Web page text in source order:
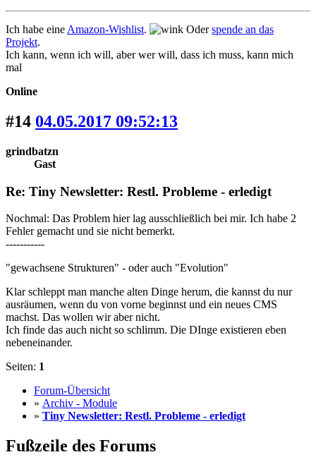
Ich habe eine Amazon-Wishlist. Oderspende an das
Projekt.
Ich kann, wenn ich will, aber wer will, dass ich muss, kann mich
mal
Online
#14 04.05.2017 09:52:13
grindbatzn
Gast
Re: Tiny Newsletter: Restl. Probleme - erledigt
Nochmal: Das Problem hier lag ausschließlich bei mir. Ich habe 2
Fehler gemacht und sie nicht bemerkt.
-----------
"gewachsene Strukturen" - oder auch "Evolution"
Klar schleppt man manche alten Dinge herum, die kannst du nur
ausräumen, wenn du von vorne beginnst und ein neues CMS
machst. Das wollen wir aber nicht.
Ich finde das auch nicht so schlimm. Die DInge existieren eben
nebeneinander.
Seiten: 1
Forum-Übersicht
» Archiv - Module
» Tiny Newsletter: Restl. Probleme - erledigt
Fußzeile des Forums